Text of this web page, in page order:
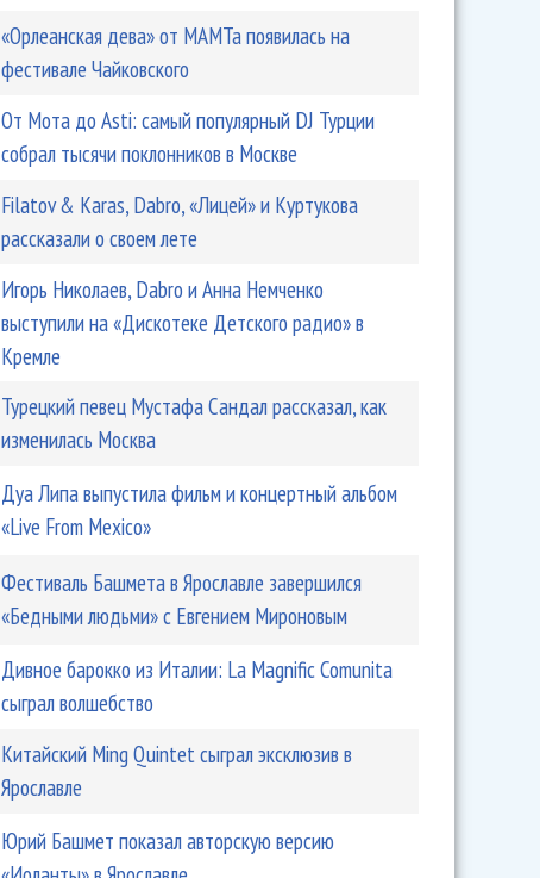
«Орлеанская дева» от МАМТа появилась на
фестивале Чайковского
От Мота до Asti: самый популярный DJ Турции
собрал тысячи поклонников в Москве
Filatov & Karas, Dabro, «Лицей» и Куртукова
рассказали о своем лете
Игорь Николаев, Dabro и Анна Немченко
выступили на «Дискотеке Детского радио» в
Кремле
Турецкий певец Мустафа Сандал рассказал, как
изменилась Москва
Дуа Липа выпустила фильм и концертный альбом
«Live From Mexico»
Фестиваль Башмета в Ярославле завершился
«Бедными людьми» с Евгением Мироновым
Дивное барокко из Италии: La Magnific Comunita
сыграл волшебство
Китайский Ming Quintet сыграл эксклюзив в
Ярославле
Юрий Башмет показал авторскую версию